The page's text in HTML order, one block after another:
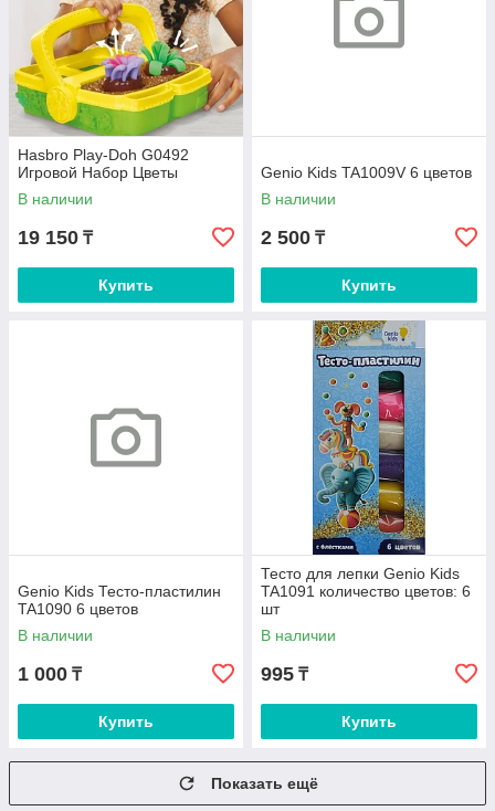
Hasbro Play-Doh G0492
Игровой Набор Цветы
В наличии
19 150 ₸
Купить
Genio Kids TA1009V 6 цветов
В наличии
2 500 ₸
Купить
Genio Kids Тесто-пластилин
TA1090 6 цветов
В наличии
1 000 ₸
Купить
Тесто для лепки Genio Kids
TA1091 количество цветов: 6
шт
В наличии
995 ₸
Купить
Показать ещё